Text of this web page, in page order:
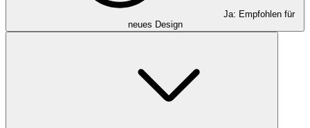
Ja: Empfohlen für
neues Design